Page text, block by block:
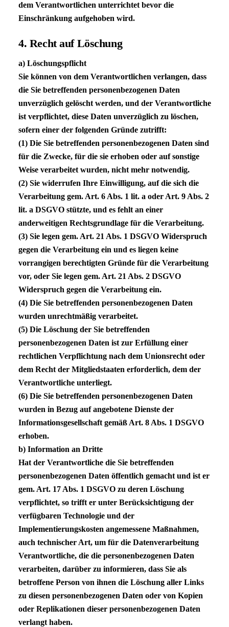
dem Verantwortlichen unterrichtet bevor die
Einschränkung aufgehoben wird.
4. Recht auf Löschung
a) Löschungspflicht
Sie können von dem Verantwortlichen verlangen, dass
die Sie betreffenden personenbezogenen Daten
unverzüglich gelöscht werden, und der Verantwortliche
ist verpflichtet, diese Daten unverzüglich zu löschen,
sofern einer der folgenden Gründe zutrifft:
(1) Die Sie betreffenden personenbezogenen Daten sind
für die Zwecke, für die sie erhoben oder auf sonstige
Weise verarbeitet wurden, nicht mehr notwendig.
(2) Sie widerrufen Ihre Einwilligung, auf die sich die
Verarbeitung gem. Art. 6 Abs. 1 lit. a oder Art. 9 Abs. 2
lit. aDSGVO stützte, und es fehlt an einer
anderweitigen Rechtsgrundlage für die Verarbeitung.
(3) Sie legen gem. Art. 21 Abs. 1DSGVO Widerspruch
gegen die Verarbeitung ein und es liegen keine
vorrangigen berechtigten Gründe für die Verarbeitung
vor, oder Sie legen gem. Art. 21 Abs. 2DSGVO
Widerspruch gegen die Verarbeitung ein.
(4) Die Sie betreffenden personenbezogenen Daten
wurden unrechtmäßig verarbeitet.
(5) Die Löschung der Sie betreffenden
personenbezogenen Daten ist zur Erfüllung einer
rechtlichen Verpflichtung nach dem Unionsrecht oder
dem Recht der Mitgliedstaaten erforderlich, dem der
Verantwortliche unterliegt.
(6) Die Sie betreffenden personenbezogenen Daten
wurden in Bezug auf angebotene Dienste der
Informationsgesellschaft gemäß Art. 8 Abs. 1DSGVO
erhoben.
b) Information an Dritte
Hat der Verantwortliche die Sie betreffenden
personenbezogenen Daten öffentlich gemacht und ist er
gem. Art. 17 Abs. 1DSGVO zu deren Löschung
verpflichtet, so trifft er unter Berücksichtigung der
verfügbaren Technologie und der
Implementierungskosten angemessene Maßnahmen,
auch technischer Art, um für die Datenverarbeitung
Verantwortliche, die die personenbezogenen Daten
verarbeiten, darüber zu informieren, dass Sie als
betroffene Person von ihnen die Löschung aller Links
zu diesen personenbezogenen Daten oder von Kopien
oder Replikationen dieser personenbezogenen Daten
verlangt haben.